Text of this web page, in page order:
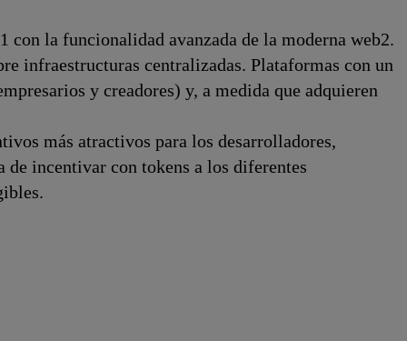
con la funcionalidad avanzada de la moderna web2.
infraestructuras centralizadas. Plataformas con un
y creadores) y, a medida que adquieren
más atractivos para los desarrolladores,
de incentivar con tokens a los diferentes